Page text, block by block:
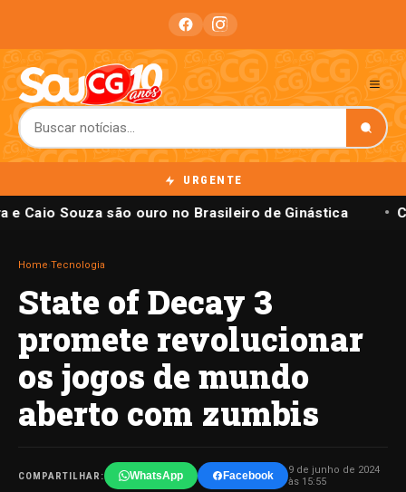
URGENTE
e Caio Souza são ouro no Brasileiro de Ginástica
Home Tecnologia
State of Decay 3
promete revolucionar
os jogos de mundo
aberto com zumbis
COMPARTILHAR: WhatsApp Facebook
9 de junho de 2024
às 15:55